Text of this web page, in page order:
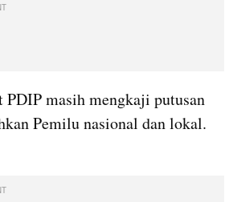
PDIP masih mengkaji putusan
Pemilu nasional dan lokal.